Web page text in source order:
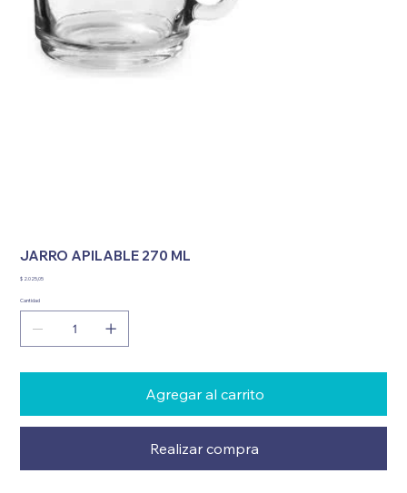
JARRO APILABLE 270 ML
Precio
$ 2.025,05
Cantidad
Agregar al carrito
Realizar compra